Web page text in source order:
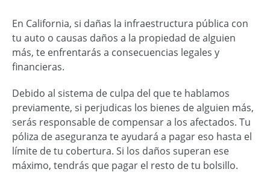
En California, si dañas la infraestructura pública con
tu auto o causas daños a la propiedad de alguien
más, te enfrentarás a consecuencias legales y
financieras.
Debido al sistema de culpa del que te hablamos
previamente, si perjudicas los bienes de alguien más,
serás responsable de compensar a los afectados. Tu
póliza de aseguranza te ayudará a pagar eso hasta el
límite de tu cobertura. Si los daños superan ese
máximo, tendrás que pagar el resto de tu bolsillo.